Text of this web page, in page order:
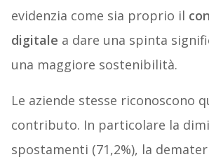
evidenzia come sia proprio il
digitale a dare una spinta
una maggiore sostenibilità.
Le aziende stesse riconoscono
contributo. In particolare la
spostamenti (71,2%), la